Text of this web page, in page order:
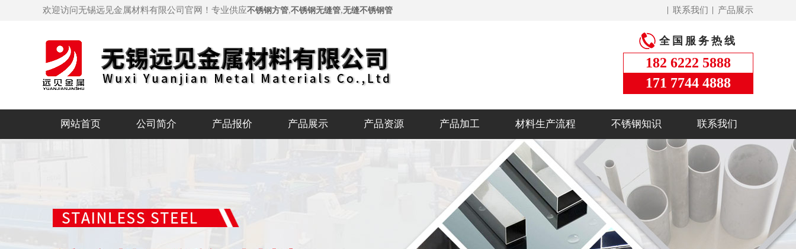
欢迎访问无锡远见金属材料有限公司官网！专业供应不锈钢方管,不锈钢无缝管,无缝不锈钢管 产品展示
联系我们
全国服务热线
182 6222 5888
171 7744 4888
网站首页 公司简介 产品报价 产品展示 产品资源 产品加工 材料生产流程 不锈钢知识 联系我们